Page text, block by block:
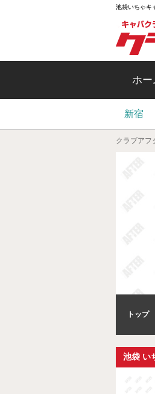
池袋いちゃキ
ホー
新宿
クラブアフ
トップ
池袋 い